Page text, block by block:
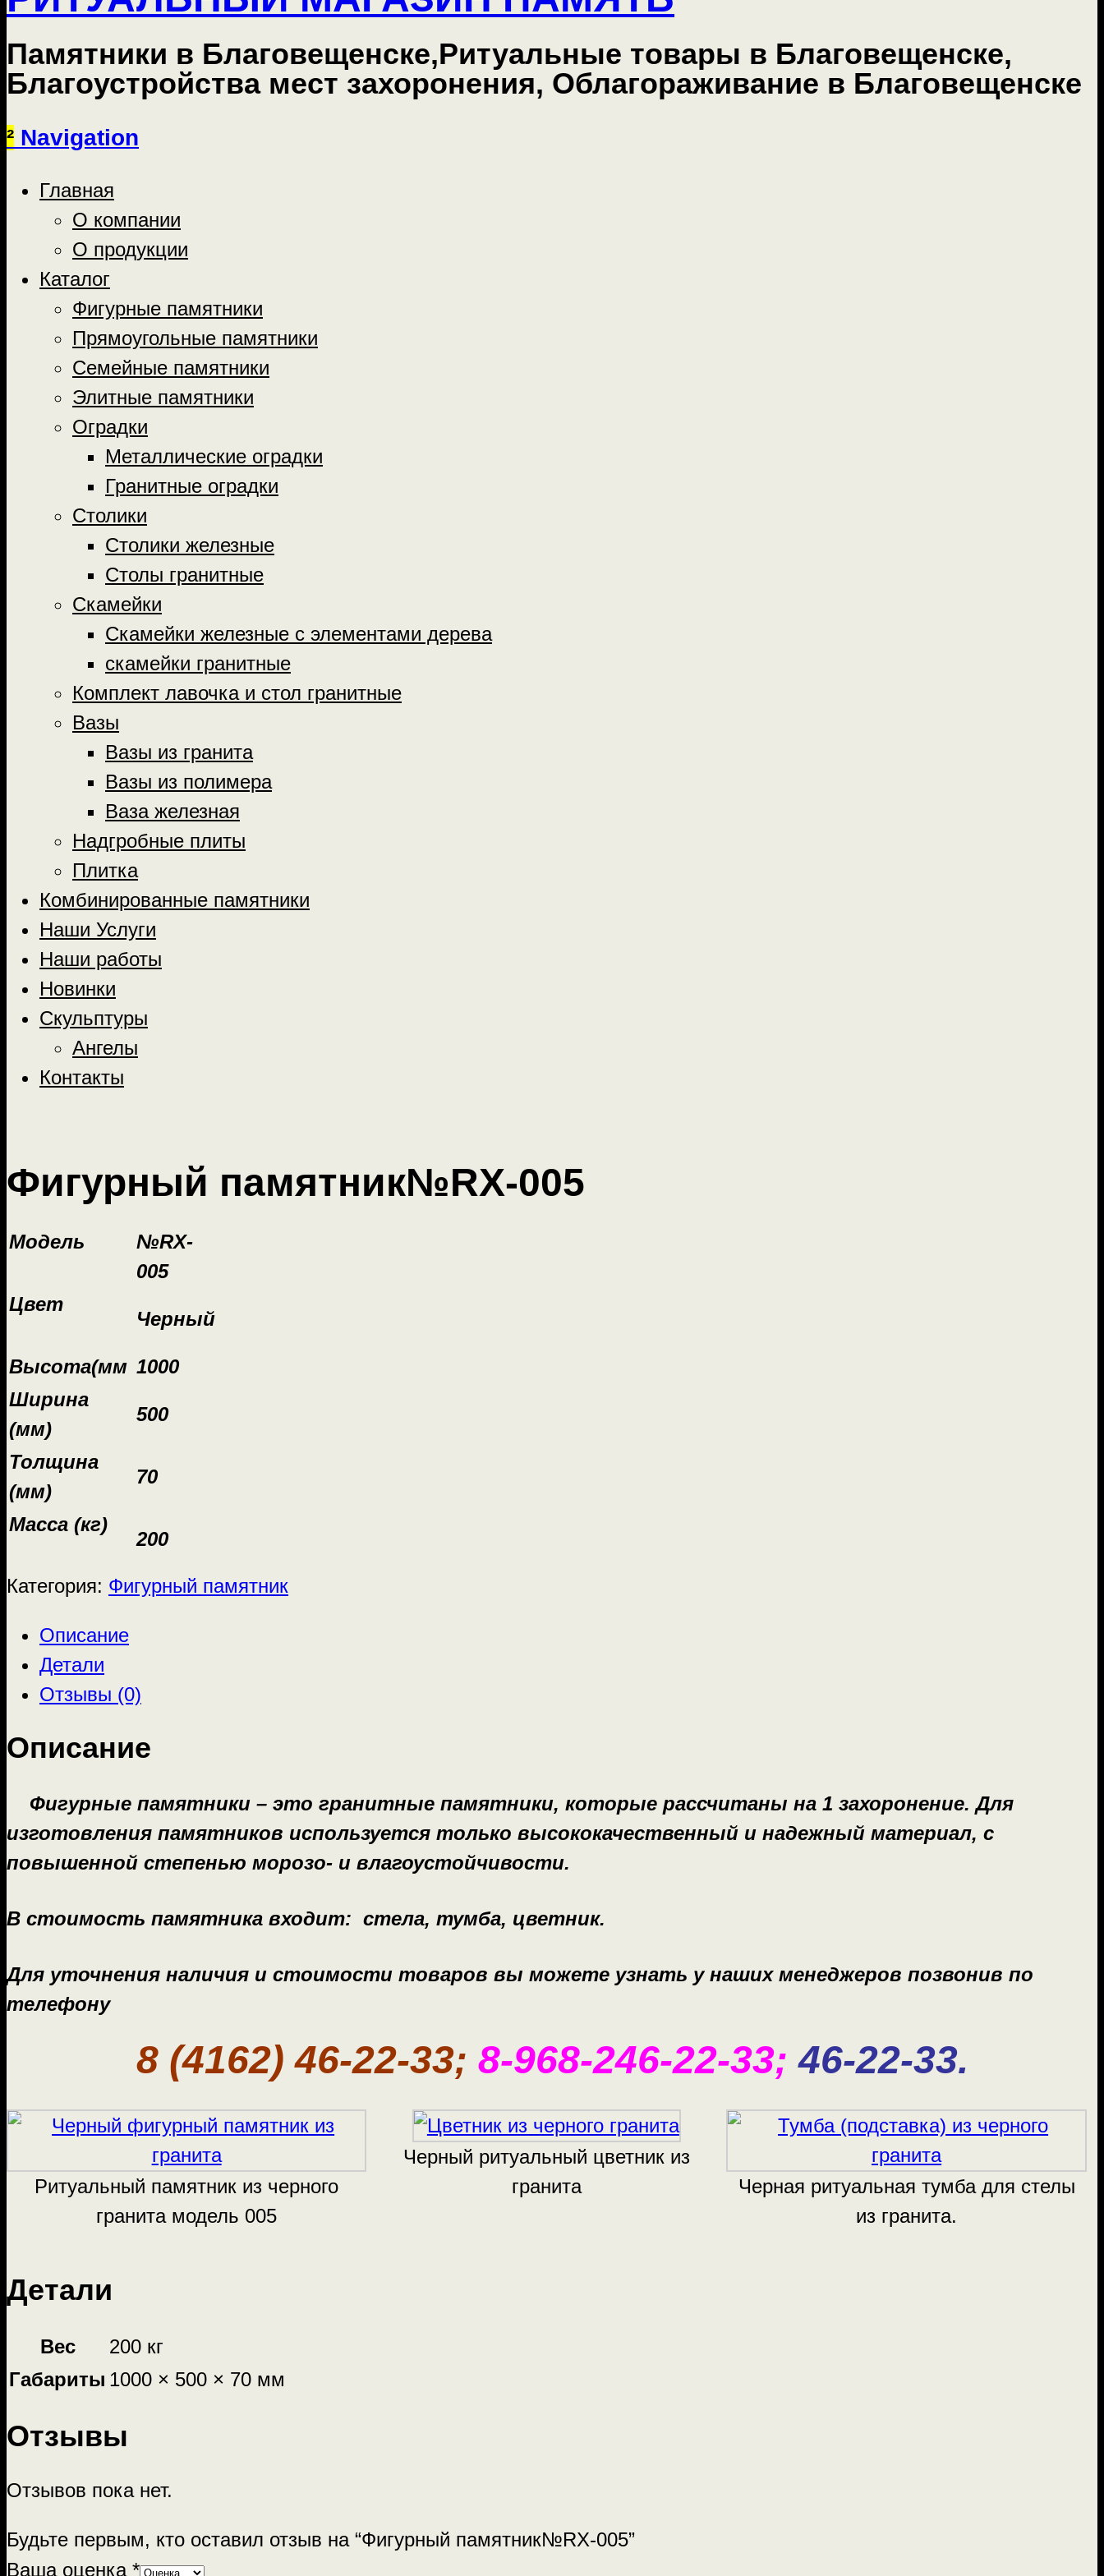
Памятники в Благовещенске,Ритуальные товары в Благовещенске,
Благоустройства мест захоронения, Облагораживание в Благовещенске
² Navigation
Главная
О компании
О продукции
Каталог
Фигурные памятники
Прямоугольные памятники
Семейные памятники
Элитные памятники
Оградки
Металлические оградки
Гранитные оградки
Столики
Столики железные
Столы гранитные
Скамейки
Скамейки железные с элементами дерева
скамейки гранитные
Комплект лавочка и стол гранитные
Вазы
Вазы из гранита
Вазы из полимера
Ваза железная
Надгробные плиты
Плитка
Комбинированные памятники
Наши Услуги
Наши работы
Новинки
Скульптуры
Ангелы
Контакты
Фигурный памятник№RX-005
Модель
№RX-
005
Цвет
Черный
Высота(мм 1000
Ширина
(мм)
500
Толщина
(мм)
70
Масса (кг)
200
Категория: Фигурный памятник
Описание
Детали
Отзывы (0)
Описание
Фигурные памятники – это гранитные памятники, которые рассчитаны на 1 захоронение. Для
изготовления памятников используется только высококачественный и надежный материал, с
повышенной степенью морозо- и влагоустойчивости.
В стоимость памятника входит: стела, тумба, цветник.
Для уточнения наличия и стоимости товаров вы можете узнать у наших менеджеров позвонив по
телефону
8 (4162) 46-22-33; 8-968-246-22-33; 46-22-33.
Ритуальный памятник из черного
гранита модель 005
Черный ритуальный цветник из
гранита
Черная ритуальная тумба для стелы
из гранита.
Детали
Вес
200 кг
Габариты 1000 × 500 × 70 мм
Отзывы
Отзывов пока нет.
Будьте первым, кто оставил отзыв на “Фигурный памятник№RX-005”
Ваша оценка *